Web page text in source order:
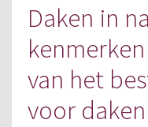
Daken in
van het
voor daken